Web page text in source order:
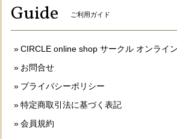
Guide ご利用ガイド
CIRCLE online shop サークル オンライ
お問合せ
プライバシーポリシー
特定商取引法に基づく表記
会員規約